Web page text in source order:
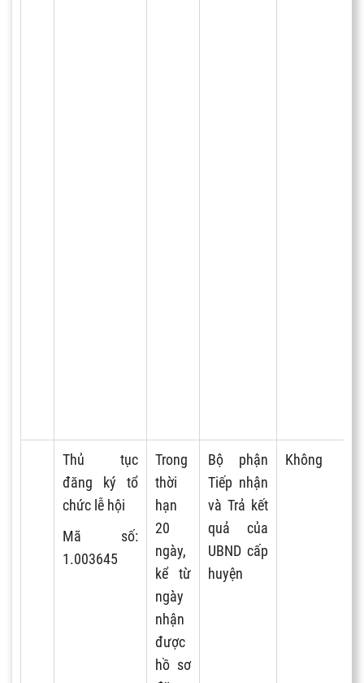
Thủ tục
đăng ký tổ
chức lễ hội
Mã số:
1.003645
Trong
thời
hạn
20
ngày,
kể từ
ngày
nhận
được
hồ sơ
Bộ phận
Tiếp nhận
và Trả kết
quả của
UBND cấp
huyện
Không